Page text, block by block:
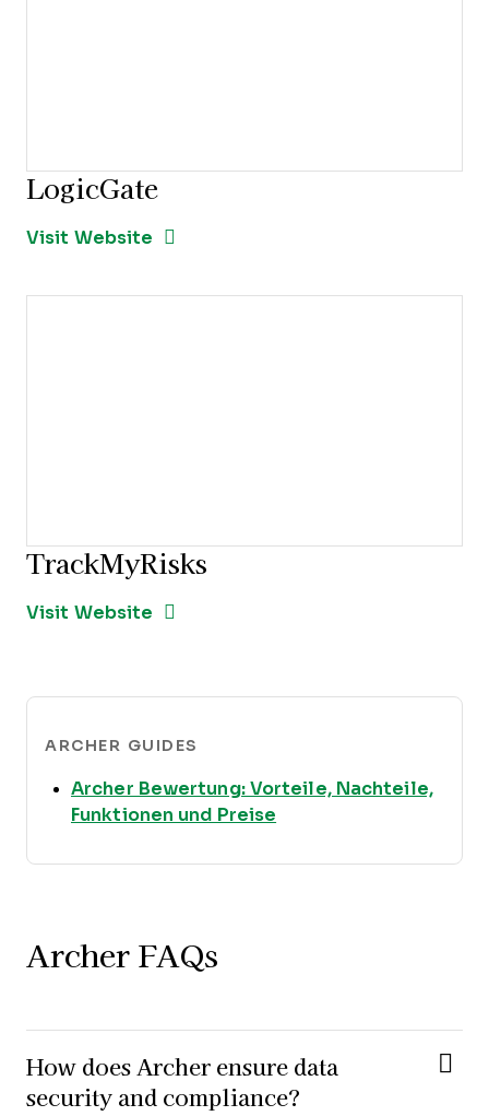
LogicGate
Visit Website Opens New Window
TrackMyRisks
Visit Website Opens New Window
ARCHER GUIDES
Archer Bewertung: Vorteile, Nachteile,
Funktionen und Preise
Archer FAQs
How does Archer ensure data
security and compliance?